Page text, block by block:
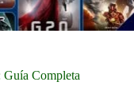
Guía Completa